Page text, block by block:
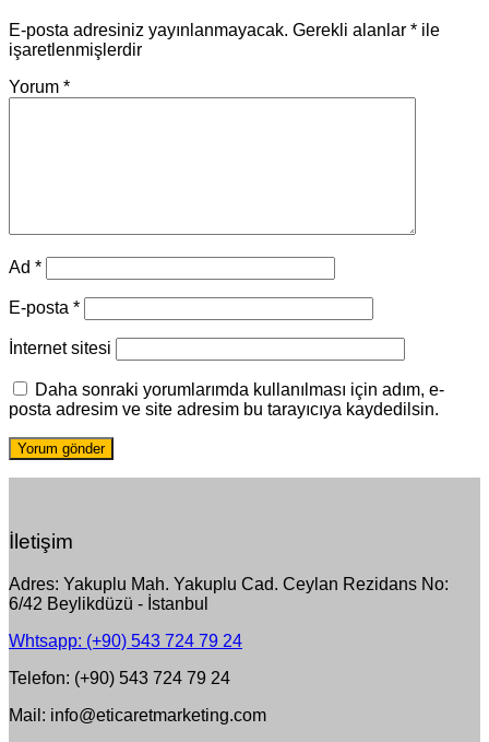
E-posta adresiniz yayınlanmayacak. Gerekli alanlar * ile
işaretlenmişlerdir
Yorum *
Ad *
E-posta *
İnternet sitesi
Daha sonraki yorumlarımda kullanılması için adım, e-
posta adresim ve site adresim bu tarayıcıya kaydedilsin.
İletişim
Adres: Yakuplu Mah. Yakuplu Cad. Ceylan Rezidans No:
6/42 Beylikdüzü - İstanbul
Whtsapp: (+90) 543 724 79 24
Telefon: (+90) 543 724 79 24
Mail: info@eticaretmarketing.com